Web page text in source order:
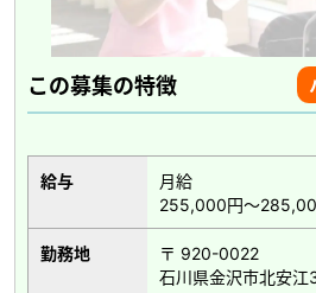
この募集の特徴
給与
月給
255,000円～
勤務地
〒 920-0022
石川県金沢市北安江